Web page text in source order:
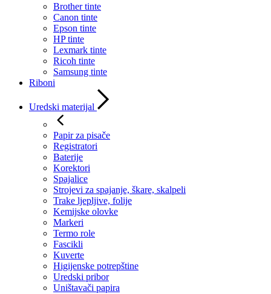
Brother tinte
Canon tinte
Epson tinte
HP tinte
Lexmark tinte
Ricoh tinte
Samsung tinte
Riboni
Uredski materijal
Papir za pisače
Registratori
Baterije
Korektori
Spajalice
Strojevi za spajanje, škare, skalpeli
Trake ljepljive, folije
Kemijske olovke
Markeri
Termo role
Fascikli
Kuverte
Higijenske potrepštine
Uredski pribor
Uništavači papira